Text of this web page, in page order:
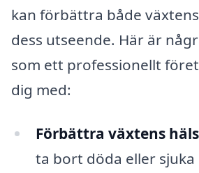
kan förbättra både
dess utseende. Här är
som ett professionellt
dig med:
Förbättra växtens
ta bort döda eller